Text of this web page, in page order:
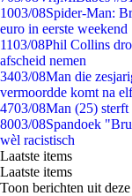
1003/08Spider-Man:
euro in eerste weekend
1103/08Phil Collins
afscheid nemen
3403/08Man die
vermoordde komt na
4703/08Man (25)
8003/08Spandoek
wèl racistisch
Laatste items
Laatste items
Toon berichten uit